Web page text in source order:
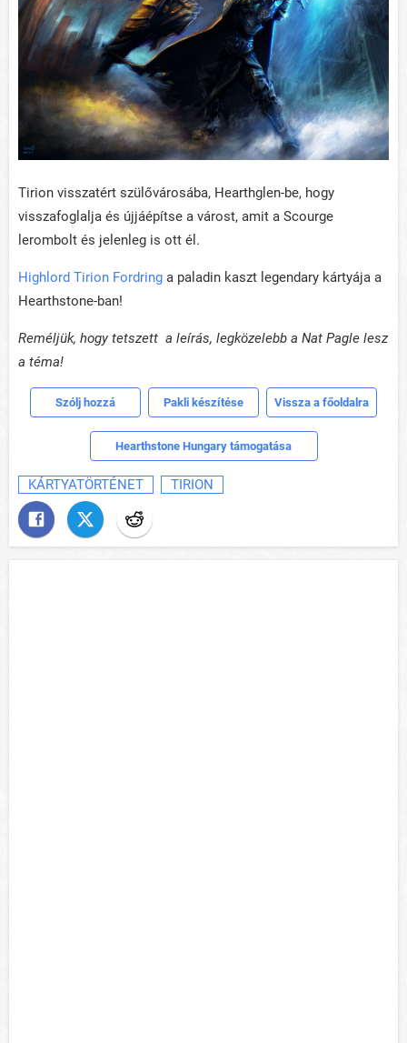
Tirion visszatért szülővárosába, Hearthglen-be, hogy
visszafoglalja és újjáépítse a várost, amit a Scourge
lerombolt és jelenleg is ott él.
Highlord Tirion Fordring a paladin kaszt legendary kártyája a
Hearthstone-ban!
Reméljük, hogy tetszett a leírás, legközelebb a Nat Pagle lesz
a téma!
Szólj hozzá Pakli készítése Vissza a főoldalra
Hearthstone Hungary támogatása
KÁRTYATÖRTÉNET TIRION